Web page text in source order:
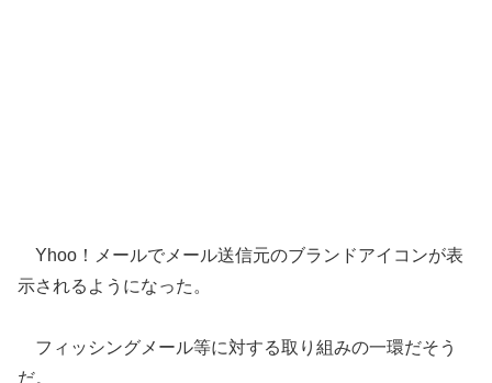
Yhoo！メールでメール送信元のブランドアイコンが表
示されるようになった。
フィッシングメール等に対する取り組みの一環だそう
だ。